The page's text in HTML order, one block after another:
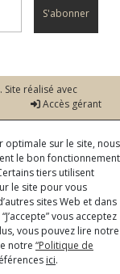
S'abonner
Site réalisé avec
Accès gérant
optimale sur le site, nous
le bon fonctionnement
tiers utilisent
le site pour vous
sites Web et dans
vous acceptez
vous pouvez lire notre
notre “Politique de
ici.